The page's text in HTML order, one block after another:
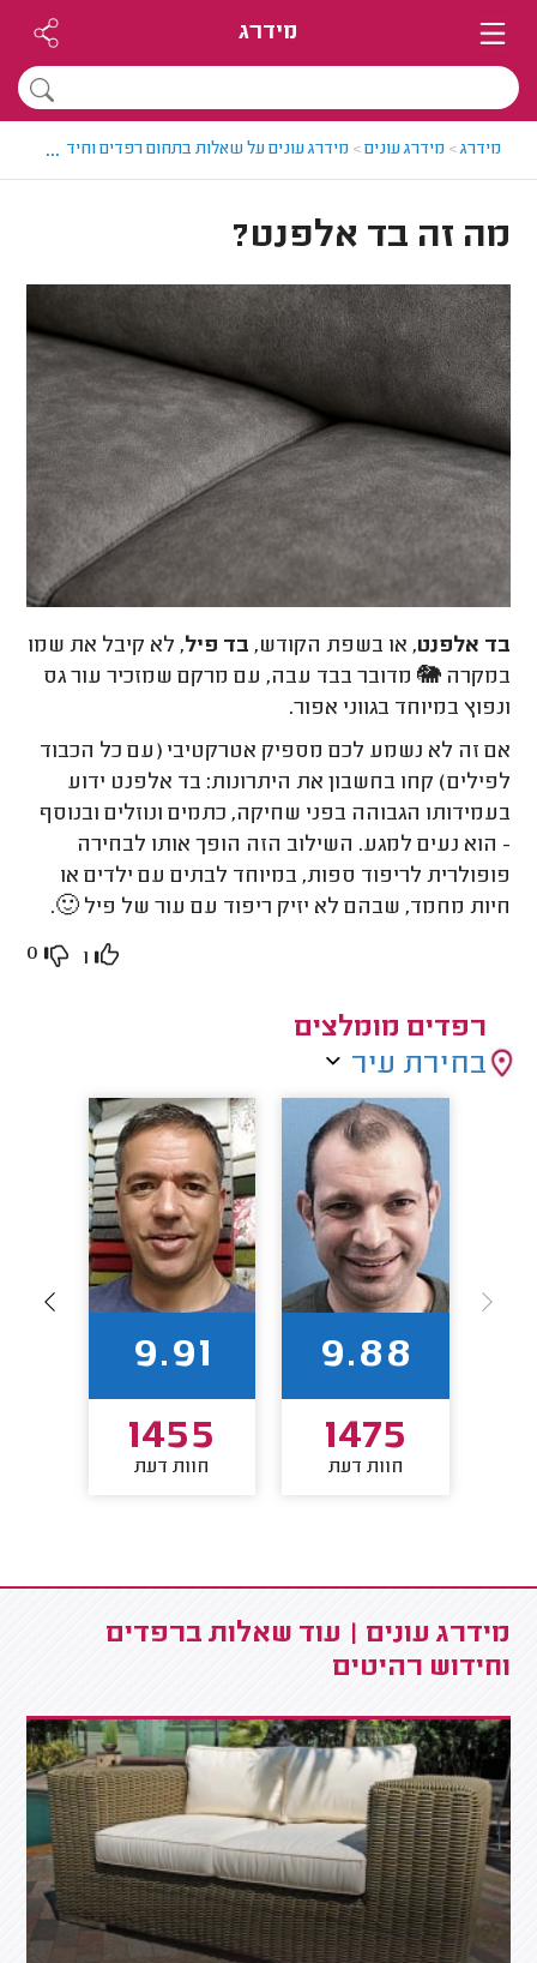
מידרג
מידרג> מידרג עונים> מידרג עונים על שאלות בתחום רפדים וחידוש
...
מה זה בד אלפנט?
בד אלפנט, או בשפת הקודש, בד פיל, לא קיבל את שמו
במקרה 🐘 מדובר בבד עבה, עם מרקם שמזכיר עור גס
ונפוץ במיוחד בגווני אפור.
אם זה לא נשמע לכם מספיק אטרקטיבי (עם כל הכבוד
לפילים) קחו בחשבון את היתרונות: בד אלפנט ידוע
בעמידותו הגבוהה בפני שחיקה, כתמים ונוזלים ובנוסף
- הוא נעים למגע. השילוב הזה הופך אותו לבחירה
פופולרית לריפוד ספות, במיוחד לבתים עם ילדים או
חיות מחמד, שבהם לא יזיק ריפוד עם עור של פיל 🙂.
1
0
רפדים מומלצים
בחירת עיר
9.88
1475
חוות דעת
9.91
1455
חוות דעת
מידרג עונים | עוד שאלות ברפדים
וחידוש רהיטים